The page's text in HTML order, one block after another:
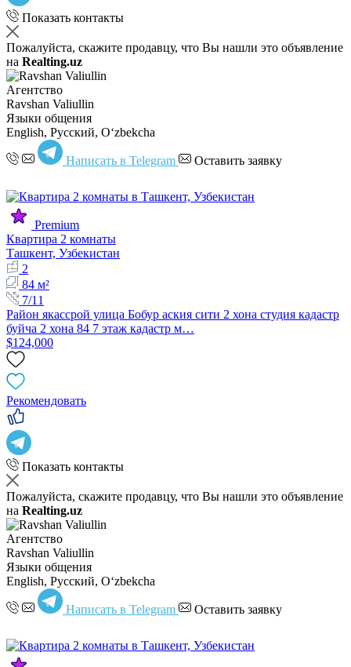
Показать контакты
Пожалуйста, скажите продавцу, что Вы нашли это объявление
на Realting.uz
Агентство
Ravshan Valiullin
Языки общения
English, Русский, Oʻzbekcha
Написать в Telegram Оставить заявку
Premium
Квартира 2 комнаты
Ташкент, Узбекистан
2
84 м²
7/11
Район якассрой улица Бобур аския сити 2 хона студия кадастр
буйча 2 хона 84 7 этаж кадастр м…
$124,000
Рекомендовать
Показать контакты
Пожалуйста, скажите продавцу, что Вы нашли это объявление
на Realting.uz
Агентство
Ravshan Valiullin
Языки общения
English, Русский, Oʻzbekcha
Написать в Telegram Оставить заявку